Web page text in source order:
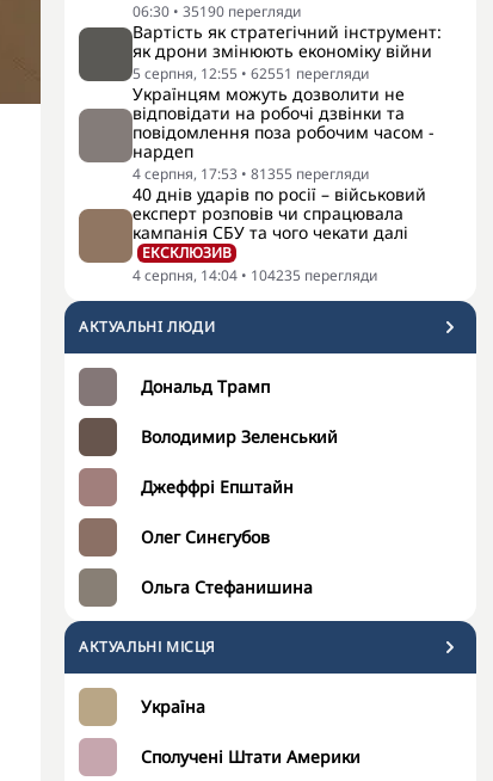
06:30 • 35190 перегляди
Вартість як стратегічний інструмент:
як дрони змінюють економіку війни
5 серпня, 12:55 • 62551 перегляди
Українцям можуть дозволити не
відповідати на робочі дзвінки та
повідомлення поза робочим часом -
нардеп
4 серпня, 17:53 • 81355 перегляди
40 днів ударів по росії – військовий
експерт розповів чи спрацювала
кампанія СБУ та чого чекати далі
ЕКСКЛЮЗИВ
4 серпня, 14:04 • 104235 перегляди
АКТУАЛЬНI ЛЮДИ
Дональд Трамп
Володимир Зеленський
Джеффрі Епштайн
Олег Синєгубов
Ольга Стефанишина
АКТУАЛЬНІ МІСЦЯ
Україна
Сполучені Штати Америки